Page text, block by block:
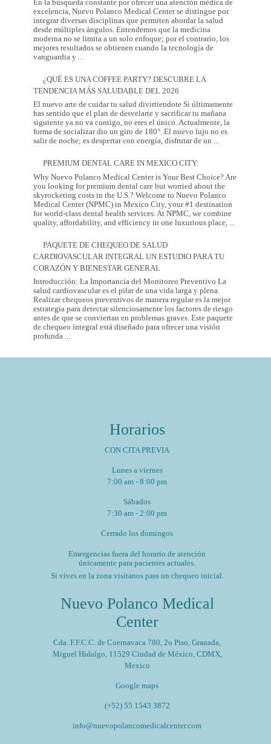
Salud
y
Prevención
En la búsqueda constante por ofrecer una atención médica de
excelencia, Nuevo Polanco Medical Center se distingue por
integrar diversas disciplinas que permiten abordar la salud
desde múltiples ángulos. Entendemos que la medicina
moderna no se limita a un solo enfoque; por el contrario, los
mejores resultados se obtienen cuando la tecnología de
vanguardia y
la
Innovación
Occidental
y
la
Tradición
Coreana
¿QUÉ ES UNA COFFEE PARTY? DESCUBRE LA
TENDENCIA MÁS SALUDABLE DEL 2026
El nuevo arte de cuidar tu salud divirtiendote Si últimamente
has sentido que el plan de desvelarte y sacrificar tu mañana
siguiente ya no va contigo, no eres el único. Actualmente, la
forma de socializar dio un giro de 180°. El nuevo lujo no es
salir de noche; es despertar con energía, disfrutar de un ...
Party?
Descubre
la
tendencia
más
saludable
PREMIUM DENTAL CARE IN MEXICO CITY:
Why Nuevo Polanco Medical Center is Your Best Choice? Are
you looking for premium dental care but worried about the
skyrocketing costs in the U.S.? Welcome to Nuevo Polanco
Medical Center (NPMC) in Mexico City, your #1 destination
for world-class dental health services. At NPMC, we combine
quality, affordability, and efficiency in one luxurious place,
PAQUETE DE CHEQUEO DE SALUD
CARDIOVASCULAR INTEGRAL UN ESTUDIO PARA TU
CORAZÓN Y BIENESTAR GENERAL
Introducción: La Importancia del Monitoreo Preventivo La
salud cardiovascular es el pilar de una vida larga y plena.
Realizar chequeos preventivos de manera regular es la mejor
estrategia para detectar silenciosamente los factores de riesgo
antes de que se conviertan en problemas graves. Este paquete
de chequeo integral está diseñado para ofrecer una visión
profunda ...
Horarios
CON CITA PREVIA
Lunes a viernes
7:00 am - 8:00 pm
Sábados
7:30 am - 2:00 pm
Cerrado los domingos
Emergencias fuera del horario de atención
únicamente para pacientes actuales.
Si vives en la zona visítanos para un chequeo inicial.
Nuevo Polanco Medical
Center
Cda. F.F.C.C. de Cuernavaca 780, 2o Piso, Granada,
Miguel Hidalgo, 11529 Ciudad de México, CDMX,
Mexico
Google maps
(+52) 55 1543 3872
info@nuevopolancomedicalcenter.com